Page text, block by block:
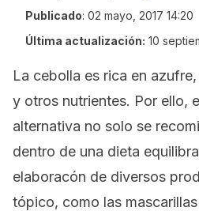
Publicado: 02 mayo, 2017 14:20
Última actualización: 10
La cebolla es rica en
y otros nutrientes. Por ello,
alternativa no solo se
dentro de una dieta
elaboracón de diversos
tópico, como las